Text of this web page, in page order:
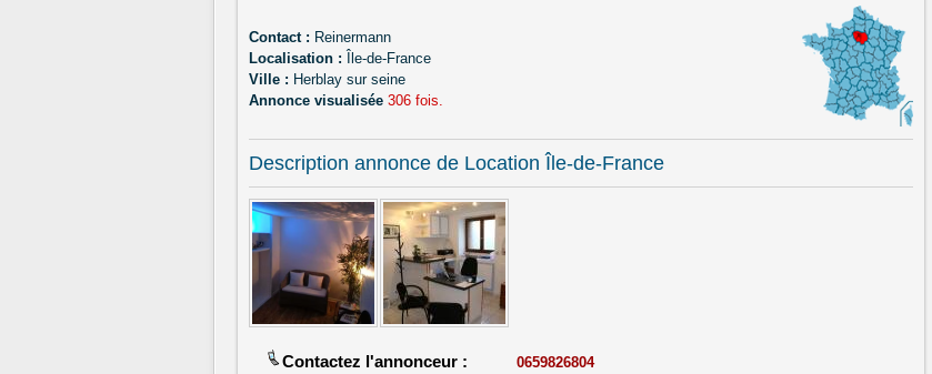
Contact : Reinermann
Localisation : Île-de-France
Ville : Herblay sur seine
Annonce visualisée 306 fois.
Description annonce de Location Île-de-France
Contactez l'annonceur : 0659826804